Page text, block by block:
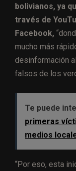
bolivianos, ya
través de
Facebook,
mucho más
desinformación
falsos de los
Te puede
primeras
medios
“Por eso, esta